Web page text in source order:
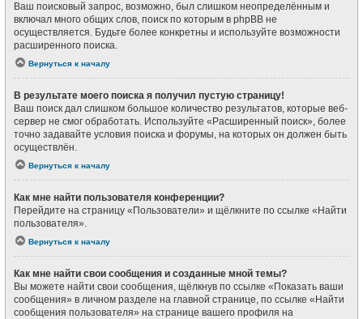
Ваш поисковый запрос, возможно, был слишком неопределённым и
включал много общих слов, поиск по которым в phpBB не
осуществляется. Будьте более конкретны и используйте возможности
расширенного поиска.
Вернуться к началу
В результате моего поиска я получил пустую страницу!
Ваш поиск дал слишком большое количество результатов, которые веб-
сервер не смог обработать. Используйте «Расширенный поиск», более
точно задавайте условия поиска и форумы, на которых он должен быть
осуществлён.
Вернуться к началу
Как мне найти пользователя конференции?
Перейдите на страницу «Пользователи» и щёлкните по ссылке «Найти
пользователя».
Вернуться к началу
Как мне найти свои сообщения и созданные мной темы?
Вы можете найти свои сообщения, щёлкнув по ссылке «Показать ваши
сообщения» в личном разделе на главной странице, по ссылке «Найти
сообщения пользователя» на странице вашего профиля на